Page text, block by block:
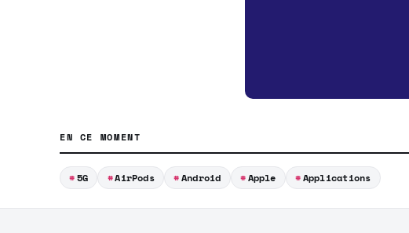
EN CE MOMENT
5G AirPods Android Apple Applications